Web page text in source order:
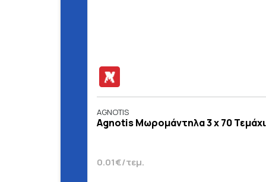
AGNOTIS
Agnotis Μωρομάντηλα 3 x 70
0.01€/τεμ.